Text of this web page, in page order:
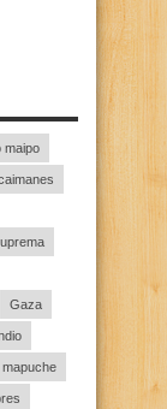
maipo
Gaza
mapuche